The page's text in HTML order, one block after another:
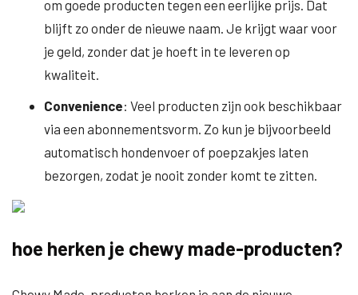
om goede producten tegen een eerlijke prijs. Dat
blijft zo onder de nieuwe naam. Je krijgt waar voor
je geld, zonder dat je hoeft in te leveren op
kwaliteit.
Convenience: Veel producten zijn ook beschikbaar
via een abonnementsvorm. Zo kun je bijvoorbeeld
automatisch hondenvoer of poepzakjes laten
bezorgen, zodat je nooit zonder komt te zitten.
hoe herken je chewy made-producten?